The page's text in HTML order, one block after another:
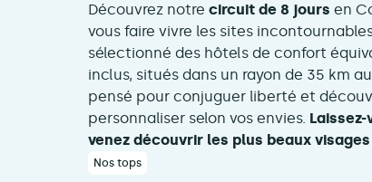
Découvrez notre circuit de 8 jours en
vous faire vivre les sites
sélectionné des hôtels de confort
inclus, situés dans un rayon de 35 km
pensé pour conjuguer liberté et
personnaliser selon vos envies.
venez découvrir les plus beaux
Nos tops